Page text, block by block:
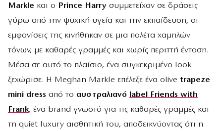
Markle και ο Prince Harry συμμετείχαν σε δράσεις
γύρω από την ψυχική υγεία και την εκπαίδευση, οι
εμφανίσεις της κινήθηκαν σε μια παλέτα χαμηλών
τόνων, με καθαρές γραμμές και χωρίς περιττή ένταση.
Μέσα σε αυτό το πλαίσιο, ένα συγκεκριμένο look
ξεχώρισε. Η Meghan Markle επέλεξε ένα olive trapeze
mini dress από το αυστραλιανό label Friends with
Frank, ένα brand γνωστό για τις καθαρές γραμμές και
τη quiet luxury αισθητική του, αποδεικνύοντας ότι η